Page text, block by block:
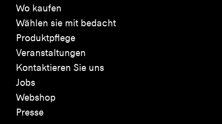
Wo kaufen
Wählen sie mit bedacht
Produktpflege
Veranstaltungen
Kontaktieren Sie uns
Jobs
Webshop
Presse